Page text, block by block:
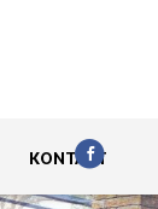
KONTAKT